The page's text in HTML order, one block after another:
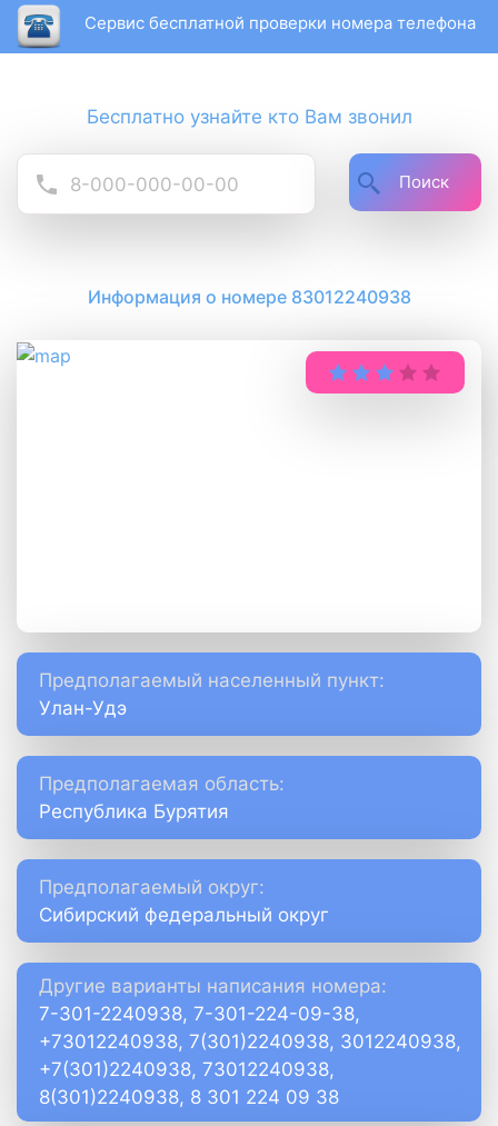
Сервис бесплатной проверки номера телефона
Бесплатно узнайте кто Вам звонил
Поиск
Информация о номере 83012240938
Предполагаемый населенный пункт:
Улан-Удэ
Предполагаемая область:
Республика Бурятия
Предполагаемый округ:
Сибирский федеральный округ
Другие варианты написания номера:
7-301-2240938, 7-301-224-09-38,
+73012240938, 7(301)2240938, 3012240938,
+7(301)2240938, 73012240938,
8(301)2240938, 8 301 224 09 38